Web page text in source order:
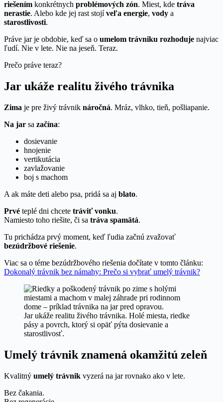
riešením konkrétnych problémových zón. Miest, kde tráva
nerastie. Alebo kde jej rast stojíveľa energie, vody a
starostlivosti.
Práve jar je obdobie, keď sa o umelom trávniku rozhoduje najviac
ľudí. Nie v lete. Nie na jeseň. Teraz.
Prečo práve teraz?
Jar ukáže realitu živého trávnika
Zima je pre živý trávnik náročná. Mráz, vlhko, tieň, pošliapanie.
Na jar sa začína:
dosievanie
hnojenie
vertikutácia
zavlažovanie
boj s machom
A ak máte deti alebo psa, pridá sa aj blato.
Prvé teplé dni chcete tráviť vonku.
Namiesto toho riešite, či sa tráva spamätá.
Tu prichádza prvý moment, keď ľudia začnú zvažovať
bezúdržbové riešenie.
Viac sa o téme bezúdržbového riešenia dočítate v tomto článku:
Dokonalý trávnik bez námahy: Prečo si vybrať umelý trávnik?
Jar ukáže realitu živého trávnika. Holé miesta, riedke
pásy a povrch, ktorý si opäť pýta dosievanie a
starostlivosť.
Umelý trávnik znamená okamžitú zeleň
Kvalitný umelý trávnik vyzerá na jar rovnako ako v lete.
Bez čakania.